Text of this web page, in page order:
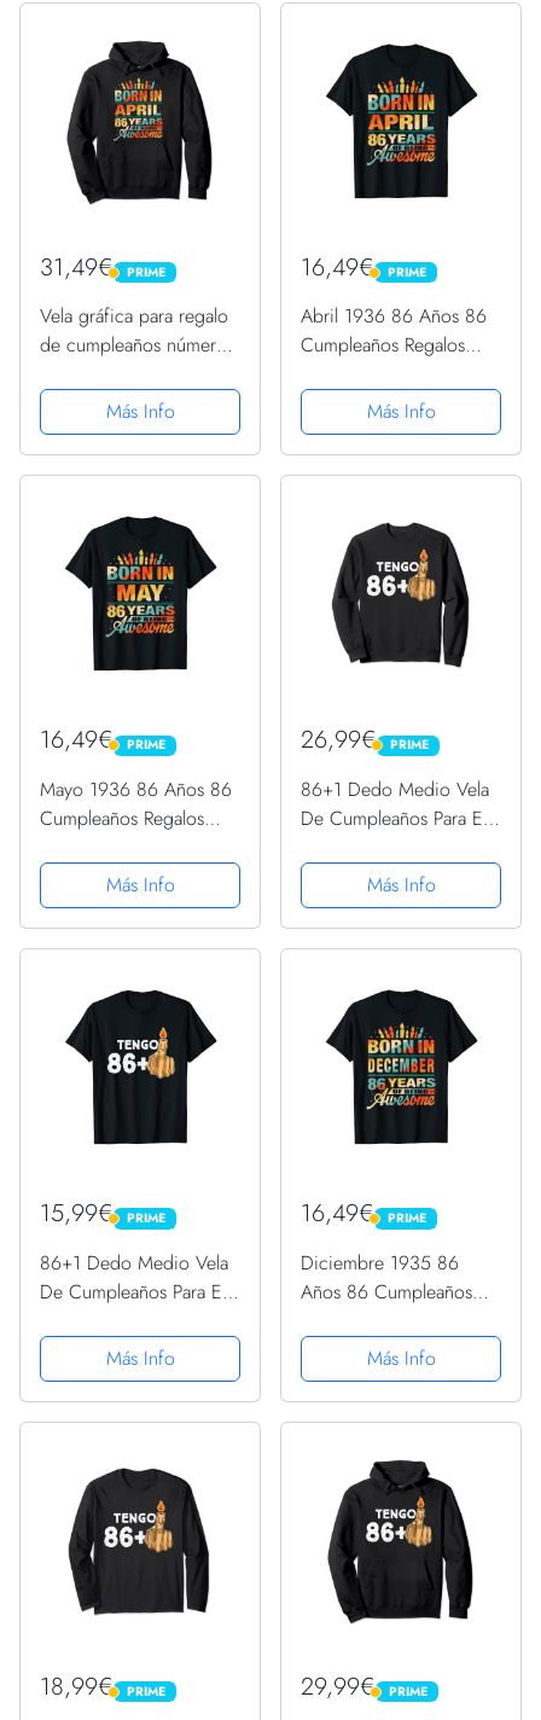
31,49€ PRIME
PRIME
Vela gráfica para regalo
de cumpleaños número
Sudadera con Capucha
Más Info
16,49€ PRIME
PRIME
Abril 1936 86 Años 86
Cumpleaños Regalos
Más Info
16,49€ PRIME
PRIME
Mayo 1936 86 Años 86
Cumpleaños Regalos
Más Info
26,99€ PRIME
PRIME
86+1 Dedo Medio Vela
De Cumpleaños Para El
SudaderaMás Info
15,99€ PRIME
PRIME
86+1 Dedo Medio Vela
De Cumpleaños Para El
CamisetaMás Info
16,49€ PRIME
PRIME
Diciembre 1935 86
Años 86 Cumpleaños
CamisetaMás Info
18,99€ PRIME
PRIME 29,99€ PRIME
PRIME